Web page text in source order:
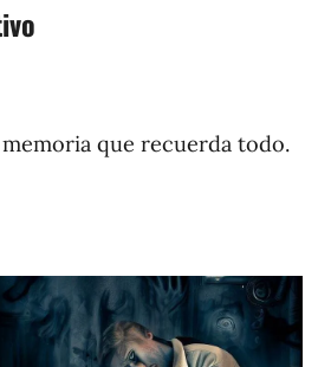
2022
que recuerda todo.